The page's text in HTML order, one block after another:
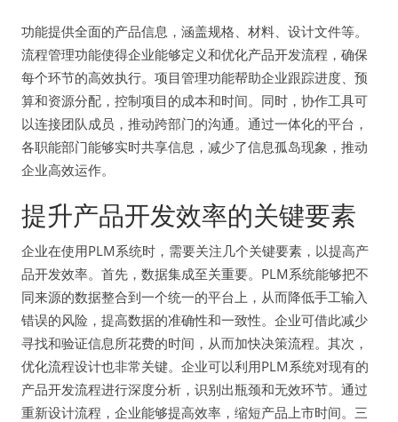
功能提供全面的产品信息，涵盖规格、材料、设计文件等。
流程管理功能使得企业能够定义和优化产品开发流程，确保
每个环节的高效执行。项目管理功能帮助企业跟踪进度、预
算和资源分配，控制项目的成本和时间。同时，协作工具可
以连接团队成员，推动跨部门的沟通。通过一体化的平台，
各职能部门能够实时共享信息，减少了信息孤岛现象，推动
企业高效运作。
提升产品开发效率的关键要素
企业在使用PLM系统时，需要关注几个关键要素，以提高产
品开发效率。首先，数据集成至关重要。PLM系统能够把不
同来源的数据整合到一个统一的平台上，从而降低手工输入
错误的风险，提高数据的准确性和一致性。企业可借此减少
寻找和验证信息所花费的时间，从而加快决策流程。其次，
优化流程设计也非常关键。企业可以利用PLM系统对现有的
产品开发流程进行深度分析，识别出瓶颈和无效环节。通过
重新设计流程，企业能够提高效率，缩短产品上市时间。三